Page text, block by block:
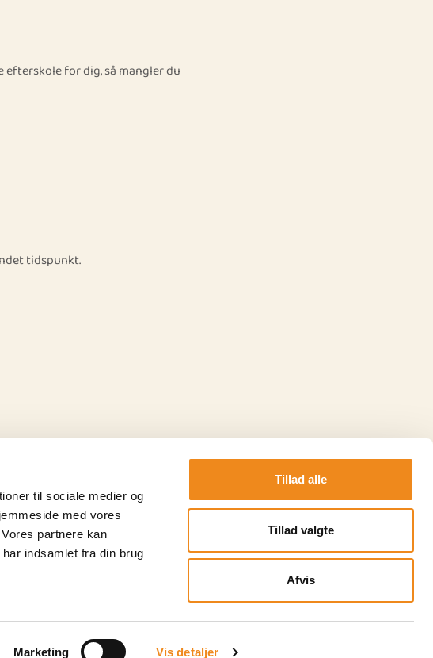
til sociale medier og
med vores
partnere kan
indsamlet fra din brug
Marketing Vis detaljer
Tillad alle
Tillad valgte
Afvis
for dig, så mangler du
tidspunkt.
Tilmeld nyhedsbrev her